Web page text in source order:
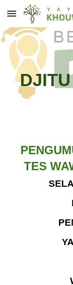
Skip to main
TES